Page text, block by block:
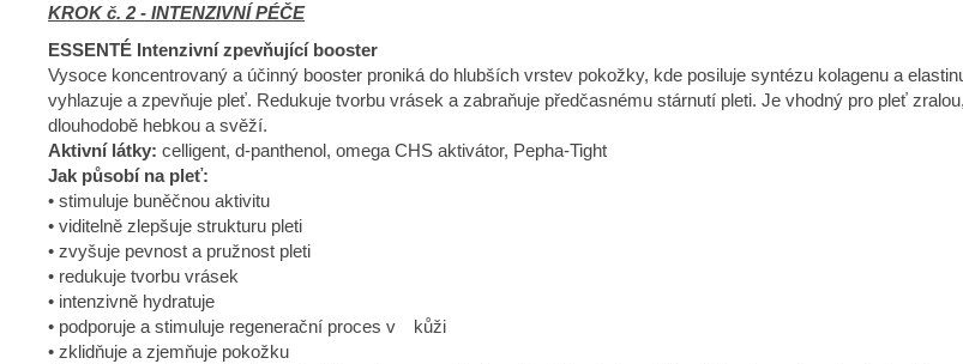
KROK č. 2 - INTENZIVNÍ PÉČE
ESSENTÉ Intenzivní zpevňující booster
Vysoce koncentrovaný a účinný booster proniká do hlubších vrstev pokožky, kde posiluje syntézu kolagenu a
vyhlazuje a zpevňuje pleť. Redukuje tvorbu vrásek a zabraňuje předčasnému stárnutí pleti. Je vhodný pro pleť
dlouhodobě hebkou a svěží.
Aktivní látky: celligent, d-panthenol, omega CHS aktivátor, Pepha-Tight
Jak působí na pleť:
• stimuluje buněčnou aktivitu
• viditelně zlepšuje strukturu pleti
• zvyšuje pevnost a pružnost pleti
• redukuje tvorbu vrásek
• intenzivně hydratuje
• podporuje a stimuluje regenerační proces v kůži
• zklidňuje a zjemňuje pokožku